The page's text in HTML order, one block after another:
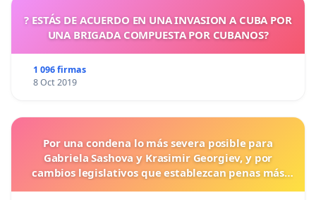
? ESTÁS DE ACUERDO EN UNA INVASION A CUBA POR
UNA BRIGADA COMPUESTA POR CUBANOS?
1 096 firmas
8 Oct 2019
Por una condena lo más severa posible para
Gabriela Sashova y Krasimir Georgiev, y por
cambios legislativos que establezcan penas más